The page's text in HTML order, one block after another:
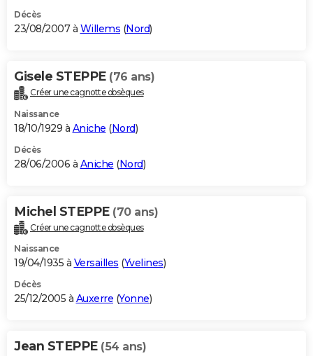
Décès
23/08/2007 à Willems (Nord)
Gisele STEPPE (76 ans)
Créer une cagnotte obsèques
Naissance
18/10/1929 à Aniche (Nord)
Décès
28/06/2006 à Aniche (Nord)
Michel STEPPE (70 ans)
Créer une cagnotte obsèques
Naissance
19/04/1935 à Versailles (Yvelines)
Décès
25/12/2005 à Auxerre (Yonne)
Jean STEPPE (54 ans)